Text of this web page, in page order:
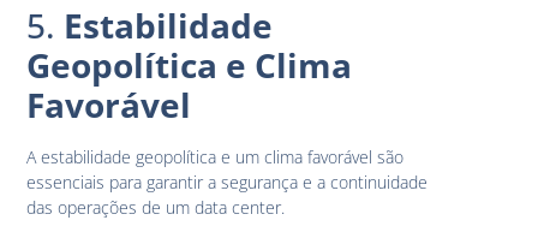
5. Estabilidade
Geopolítica e Clima
Favorável
A estabilidade geopolítica e um clima favorável são
essenciais para garantir a segurança e a continuidade
das operações de um data center.